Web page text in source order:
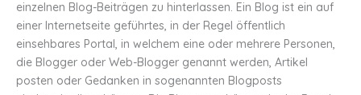
einzelnen Blog-Beiträgen zu hinterlassen. Ein Blog ist ein auf
einer Internetseite geführtes, in der Regel öffentlich
einsehbares Portal, in welchem eine oder mehrere Personen,
die Blogger oder Web-Blogger genannt werden, Artikel
posten oder Gedanken in sogenannten Blogposts